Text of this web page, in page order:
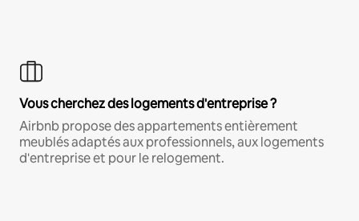
Vous cherchez des logements d'entreprise ?
Airbnb propose des appartements entièrement
meublés adaptés aux professionnels, aux logements
d'entreprise et pour le relogement.